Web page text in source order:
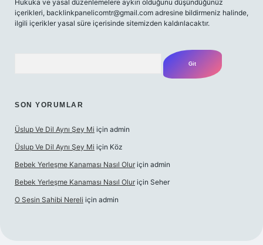
Hukuka ve yasal düzenlemelere aykırı olduğunu düşündüğünüz
içerikleri, backlinkpanelicomtr@gmail.com adresine bildirmeniz halinde,
ilgili içerikler yasal süre içerisinde sitemizden kaldırılacaktır.
SON YORUMLAR
Üslup Ve Dil Aynı Şey Mi için admin
Üslup Ve Dil Aynı Şey Mi için Köz
Bebek Yerleşme Kanaması Nasıl Olur için admin
Bebek Yerleşme Kanaması Nasıl Olur için Seher
O Sesin Sahibi Nereli için admin